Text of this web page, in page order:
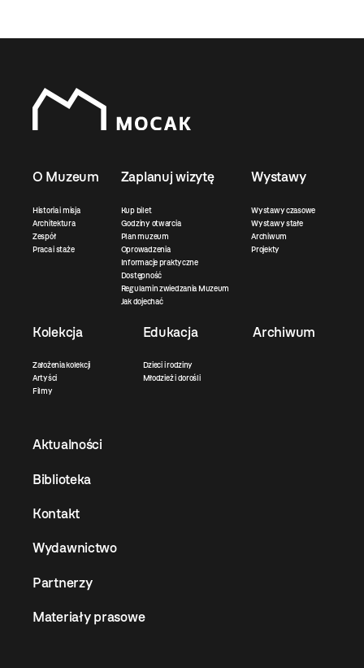
O Muzeum
Historia i misja
Architektura
Zespół
Praca i staże
Zaplanuj wizytę
Kup bilet
Godziny otwarcia
Plan muzeum
Oprowadzenia
Informacje praktyczne
Dostępność
Regulamin zwiedzania Muzeum
Jak dojechać
Wystawy
Wystawy czasowe
Wystawy stałe
Archiwum
Projekty
Kolekcja
Założenia kolekcji
Artyści
Filmy
Edukacja
Dzieci i rodziny
Młodzież i dorośli
Archiwum
Aktualności
Biblioteka
Kontakt
Wydawnictwo
Partnerzy
Materiały prasowe